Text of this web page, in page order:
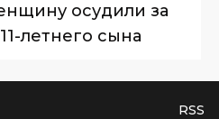
осудили за
летнего сына
RSS